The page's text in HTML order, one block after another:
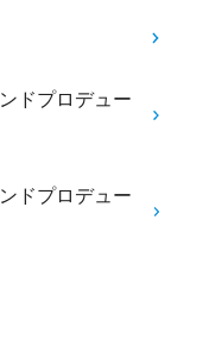
ドプロデュー
ドプロデュー